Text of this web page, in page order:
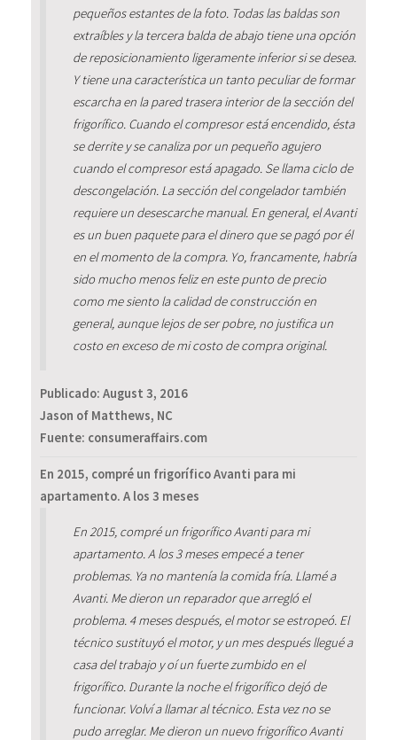
pequeños estantes de la foto. Todas las baldas son
extraíbles y la tercera balda de abajo tiene una opción
de reposicionamiento ligeramente inferior si se desea.
Y tiene una característica un tanto peculiar de formar
escarcha en la pared trasera interior de la sección del
frigorífico. Cuando el compresor está encendido, ésta
se derrite y se canaliza por un pequeño agujero
cuando el compresor está apagado. Se llama ciclo de
descongelación. La sección del congelador también
requiere un desescarche manual. En general, el Avanti
es un buen paquete para el dinero que se pagó por él
en el momento de la compra. Yo, francamente, habría
sido mucho menos feliz en este punto de precio
como me siento la calidad de construcción en
general, aunque lejos de ser pobre, no justifica un
costo en exceso de mi costo de compra original.
Publicado: August 3, 2016
Jason of Matthews, NC
Fuente: consumeraffairs.com
En 2015, compré un frigorífico Avanti para mi
apartamento. A los 3 meses
En 2015, compré un frigorífico Avanti para mi
apartamento. A los 3 meses empecé a tener
problemas. Ya no mantenía la comida fría. Llamé a
Avanti. Me dieron un reparador que arregló el
problema. 4 meses después, el motor se estropeó. El
técnico sustituyó el motor, y un mes después llegué a
casa del trabajo y oí un fuerte zumbido en el
frigorífico. Durante la noche el frigorífico dejó de
funcionar. Volví a llamar al técnico. Esta vez no se
pudo arreglar. Me dieron un nuevo frigorífico Avanti